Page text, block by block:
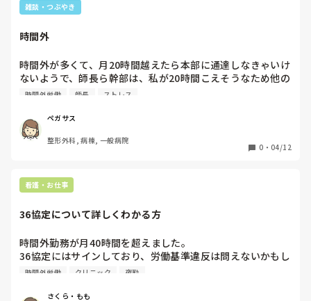
雑談・つぶやき
時間外
時間外が多くて、月20時間越えたら本部に通達しなきゃいけ
ないようで、師長ら幹部は、私が20時間こえそうなため他の
スタッフにも協力仰いでね。とか言ってくるけど、そんなの
通りに終わるわけないのに。本当に時間外減らしてほしいな
らまずは足りないスタッフを増やして、ほぼ満床に近いベッ
トを空けてったらどうですかって感じ。
時間外労働 師長 ストレス
ペガサス
整形外科, 病棟, 一般病院
0 ・ 04/12
看護・お仕事
36協定について詳しくわかる方
時間外勤務が月40時間を超えました。
36協定にはサインしており、労働基準違反は問えないかもし
れません。しかし、呼び出し勤務が再三に渡ってあるため、
ています。
時間外労働 クリニック 夜勤
さくら・もも